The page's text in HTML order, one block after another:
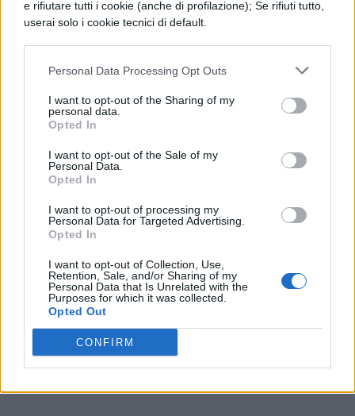
e rifiutare tutti i cookie (anche di profilazione); Se rifiuti tutto,
userai solo i cookie tecnici di default.
Personal Data Processing Opt Outs
I want to opt-out of the Sharing of my
personal data.
Opted In
I want to opt-out of the Sale of my
Personal Data.
Opted In
I want to opt-out of processing my
Personal Data for Targeted Advertising.
Opted In
I want to opt-out of Collection, Use,
Retention, Sale, and/or Sharing of my
Personal Data that Is Unrelated with the
Purposes for which it was collected.
Opted Out
CONFIRM
Le conseguenze su
isolamento e salute mentale
Secondo gli studi MUSA e le osservazioni di
Antonio Tintori a Radio Rai 3,
pandemia è quasi raddoppiato il
numero di adolescenti che non
incontrano amici al di fuori della
scuola.Questa maggiore solitudine si
associa, negli adolescenti vittime o vittime-
attori, avulnerabilità psicologica
crescente, includendo ideazioni
suicidarie e percorsi di isolamento
estremo (hikikomori)
benessere.